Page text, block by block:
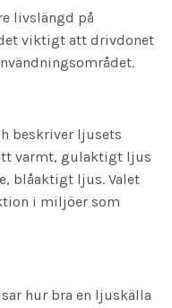
livslängd på
viktigt att drivdonet
beskriver ljusets
varmt, gulaktigt ljus
blåaktigt ljus. Valet
i miljöer som
hur bra en ljuskälla